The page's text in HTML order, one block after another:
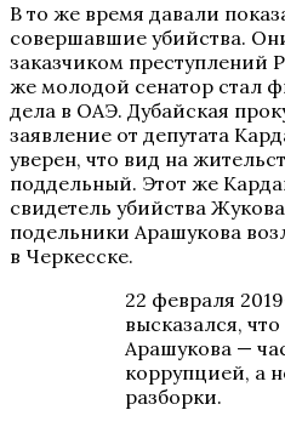
В то же время давали
совершавшие убийства.
заказчиком преступлений
же молодой сенатор стал
дела в ОАЭ. Дубайская
заявление от депутата
уверен, что вид на
поддельный. Этот же
свидетель убийства
подельники Арашукова
в Черкесске.
22 февраля
высказался,
Арашукова —
коррупцией, а
разборки.